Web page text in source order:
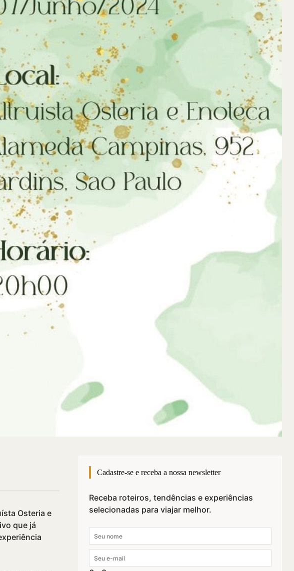
Osteria e
que já
Cadastre-se e receba a nossa newsletter
Receba roteiros, tendências e experiências
selecionadas para viajar melhor.